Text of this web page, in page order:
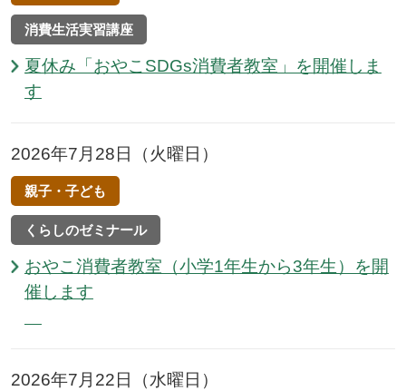
消費生活実習講座
夏休み「おやこSDGs消費者教室」を開催しま
す
2026年7月28日（火曜日）
親子・子ども
くらしのゼミナール
おやこ消費者教室（小学1年生から3年生）を開
催します
2026年7月22日（水曜日）